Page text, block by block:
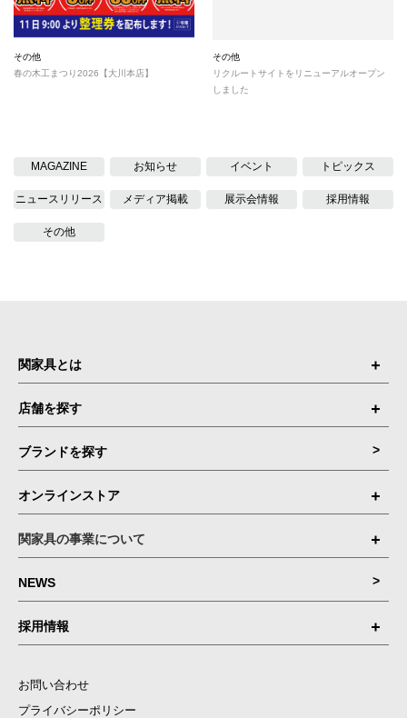
その他
春の木工まつり2026【大川本店】
その他
リクルートサイトをリニューアルオープン
しました
MAGAZINE お知らせ イベント トピックス
ニュースリリース メディア掲載 展示会情報 採用情報
その他
関家具とは
店舗を探す
ブランドを探す
オンラインストア
関家具の事業について
NEWS
採用情報
お問い合わせ
プライバシーポリシー